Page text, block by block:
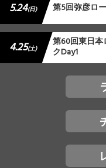
5.24(日) 第5回弥彦ロ
4.25(土) 第60回東日
クDay1